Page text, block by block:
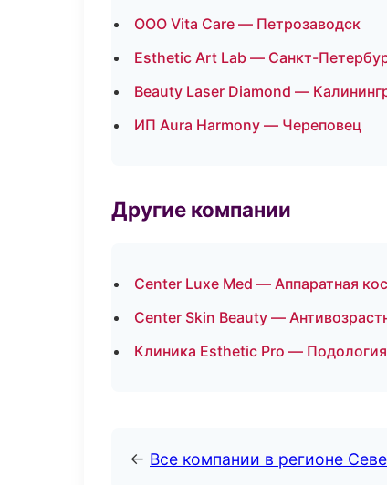
ООО Vita Care — Петрозаводск
Esthetic Art Lab — Санкт-
Beauty Laser Diamond —
ИП Aura Harmony — Череповец
Другие компании
Center Luxe Med — Аппаратная
Center Skin Beauty —
Клиника Esthetic Pro —
← Все компании в регионе